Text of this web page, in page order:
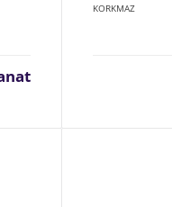
KORKMAZ